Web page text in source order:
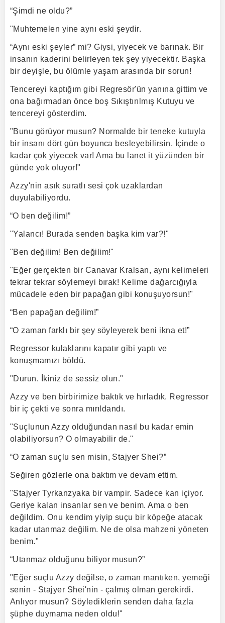
“Şimdi ne oldu?”
"Muhtemelen yine aynı eski şeydir.
“Aynı eski şeyler” mi? Giysi, yiyecek ve barınak. Bir
insanın kaderini belirleyen tek şey yiyecektir. Başka
bir deyişle, bu ölümle yaşam arasında bir sorun!
Tencereyi kaptığım gibi Regresör'ün yanına gittim ve
ona bağırmadan önce boş Sıkıştırılmış Kutuyu ve
tencereyi gösterdim.
"Bunu görüyor musun? Normalde bir teneke kutuyla
bir insanı dört gün boyunca besleyebilirsin. İçinde o
kadar çok yiyecek var! Ama bu lanet it yüzünden bir
günde yok oluyor!"
Azzy'nin asık suratlı sesi çok uzaklardan
duyulabiliyordu.
“O ben değilim!”
"Yalancı! Burada senden başka kim var?!"
"Ben değilim! Ben değilim!"
"Eğer gerçekten bir Canavar Kralsan, aynı kelimeleri
tekrar tekrar söylemeyi bırak! Kelime dağarcığıyla
mücadele eden bir papağan gibi konuşuyorsun!"
“Ben papağan değilim!”
“O zaman farklı bir şey söyleyerek beni ikna et!”
Regressor kulaklarını kapatır gibi yaptı ve
konuşmamızı böldü.
"Durun. İkiniz de sessiz olun."
Azzy ve ben birbirimize baktık ve hırladık. Regressor
bir iç çekti ve sonra mırıldandı.
"Suçlunun Azzy olduğundan nasıl bu kadar emin
olabiliyorsun? O olmayabilir de."
“O zaman suçlu sen misin, Stajyer Shei?”
Seğiren gözlerle ona baktım ve devam ettim.
"Stajyer Tyrkanzyaka bir vampir. Sadece kan içiyor.
Geriye kalan insanlar sen ve benim. Ama o ben
değildim. Onu kendim yiyip suçu bir köpeğe atacak
kadar utanmaz değilim. Ne de olsa mahzeni yöneten
benim."
“Utanmaz olduğunu biliyor musun?”
"Eğer suçlu Azzy değilse, o zaman mantıken, yemeği
senin - Stajyer Shei'nin - çalmış olman gerekirdi.
Anlıyor musun? Söylediklerin senden daha fazla
şüphe duymama neden oldu!"